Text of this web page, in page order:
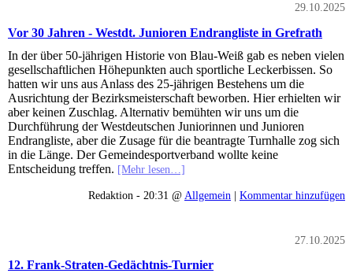
29.10.2025
Vor 30 Jahren - Westdt. Junioren Endrangliste in Grefrath
In der über 50-jährigen Historie von Blau-Weiß gab es neben vielen
gesellschaftlichen Höhepunkten auch sportliche Leckerbissen. So
hatten wir uns aus Anlass des 25-jährigen Bestehens um die
Ausrichtung der Bezirksmeisterschaft beworben. Hier erhielten wir
aber keinen Zuschlag. Alternativ bemühten wir uns um die
Durchführung der Westdeutschen Juniorinnen und Junioren
Endrangliste, aber die Zusage für die beantragte Turnhalle zog sich
in die Länge. Der Gemeindesportverband wollte keine
Entscheidung treffen. [Mehr lesen…]
Redaktion - 20:31 @ Allgemein | Kommentar hinzufügen
27.10.2025
12. Frank-Straten-Gedächtnis-Turnier